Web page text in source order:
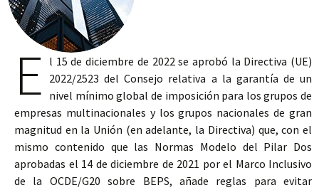
E l 15 de diciembre de 2022 se aprobó la Directiva (UE)
2022/2523 del Consejo relativa a la garantía de un
nivel mínimo global de imposición para los grupos de
empresas multinacionales y los grupos nacionales de gran
magnitud en la Unión (en adelante, la Directiva) que, con el
mismo contenido que las Normas Modelo del Pilar Dos
aprobadas el 14 de diciembre de 2021 por el Marco Inclusivo
de la OCDE/G20 sobre BEPS, añade reglas para evitar